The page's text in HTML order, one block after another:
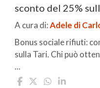
sconto del 25%
A cura di:Adele di
Bonus sociale rifiuti:
sulla Tari. Chi può
...